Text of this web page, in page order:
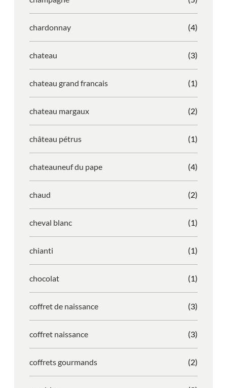
chardonnay (4)
chateau (3)
chateau grand francais (1)
chateau margaux (2)
château pétrus (1)
chateauneuf du pape (4)
chaud (2)
cheval blanc (1)
chianti (1)
chocolat (1)
coffret de naissance (3)
coffret naissance (3)
coffrets gourmands (2)